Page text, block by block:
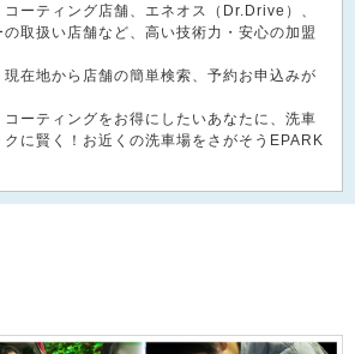
ーティング店舗、エネオス（Dr.Drive）、
取扱い店舗など、高い技術力・安心の加盟
在地から店舗の簡単検索、予約お申込みが
ーティングをお得にしたいあなたに、洗車
に賢く！お近くの洗車場をさがそうEPARK